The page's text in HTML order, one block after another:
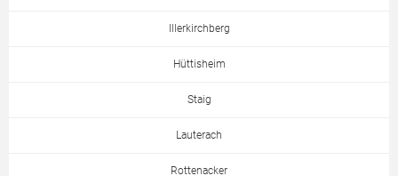
Illerkirchberg
Hüttisheim
Staig
Lauterach
Rottenacker